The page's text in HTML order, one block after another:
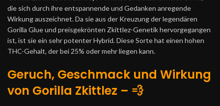
die sich durch ihre entspannende und Gedanken anregende
Wirkung auszeichnet. Da sie aus der Kreuzung der legendären
Gorilla Glue und preisgekrönten Zkittlez-Genetik hervorgegangen
ist, ist sie ein sehr potenter Hybrid. Diese Sorte hat einen hohen
THC-Gehalt, der bei 25% oder mehr liegen kann.
Geruch, Geschmack und Wirkung
von Gorilla Zkittlez – 💨